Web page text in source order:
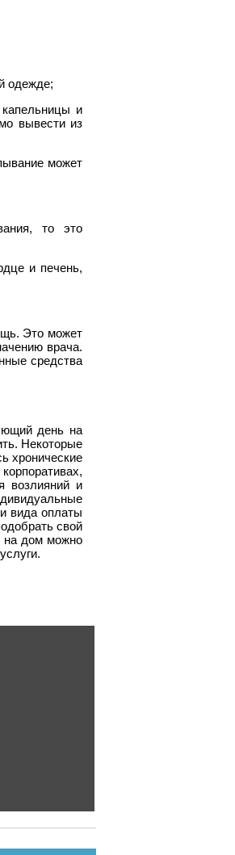
одежде;
и
вывести из
может
то это
и печень,
Это может
врача.
средства
день на
Некоторые
хронические
возлияний и
вида оплаты
свой
на дом можно